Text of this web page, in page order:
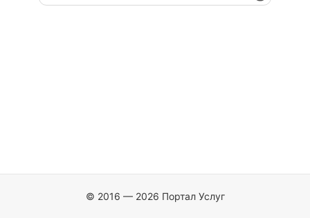
© 2016 — 2026 Портал Услуг